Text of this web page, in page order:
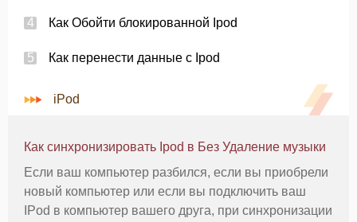
Как Обойти блокированной Ipod
Как перенести данные с Ipod
iPod
Как синхронизировать Ipod в Без Удаление музыки
Если ваш компьютер разбился, если вы приобрели
новый компьютер или если вы подключить ваш
IPod в компьютер вашего друга, при синхронизации